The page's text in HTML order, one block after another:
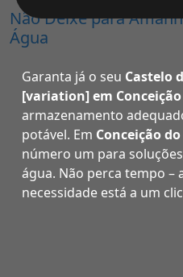
Não Deixe para
Água
Garanta já o seu Castelo
[variation] em
armazenamento
potável. Em Conceição
número um para
água. Não perca tempo –
necessidade está a um